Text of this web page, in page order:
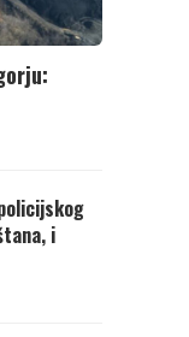
i